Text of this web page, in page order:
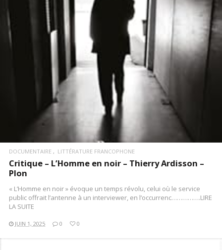
DOCUMENTAIRE LITTÉRATURE FRANCOPHONE
Critique – L’Homme en noir – Thierry Ardisson –
Plon
« L’Homme en noir » évoque un temps révolu, celui où le service
public offrait l’antenne à un interviewer, en l’occurrenc…………….LIRE
LA SUITE
JUIN 1, 2025 0 0